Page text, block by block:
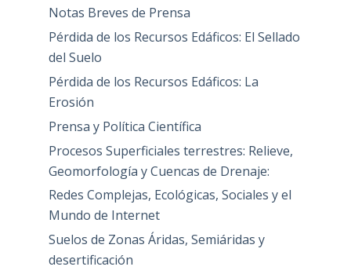
Notas Breves de Prensa
Pérdida de los Recursos Edáficos: El Sellado
del Suelo
Pérdida de los Recursos Edáficos: La
Erosión
Prensa y Política Científica
Procesos Superficiales terrestres: Relieve,
Geomorfología y Cuencas de Drenaje:
Redes Complejas, Ecológicas, Sociales y el
Mundo de Internet
Suelos de Zonas Áridas, Semiáridas y
desertificación